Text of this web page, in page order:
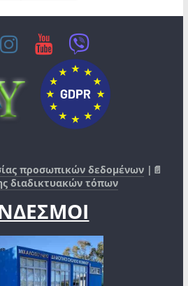
προσωπικών δεδομένων |📄
διαδικτυακών τόπων